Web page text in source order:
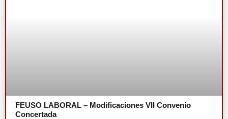
FEUSO LABORAL – Modificaciones VII Convenio
Concertada